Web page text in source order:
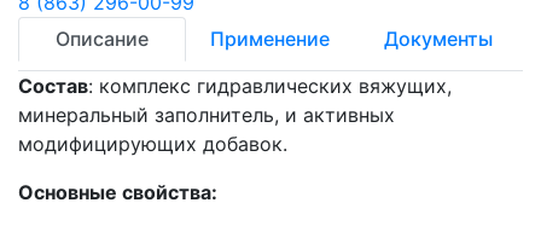
Описание
Применение
Документы
Состав: комплекс гидравлических вяжущих,
минеральный заполнитель, и активных
модифицирующих добавок.
Основные свойства: